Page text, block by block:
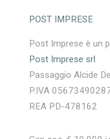
POST IMPRESE
Post Imprese è un
Post Imprese srl
Passaggio Alcide
P.IVA
REA PD-478162